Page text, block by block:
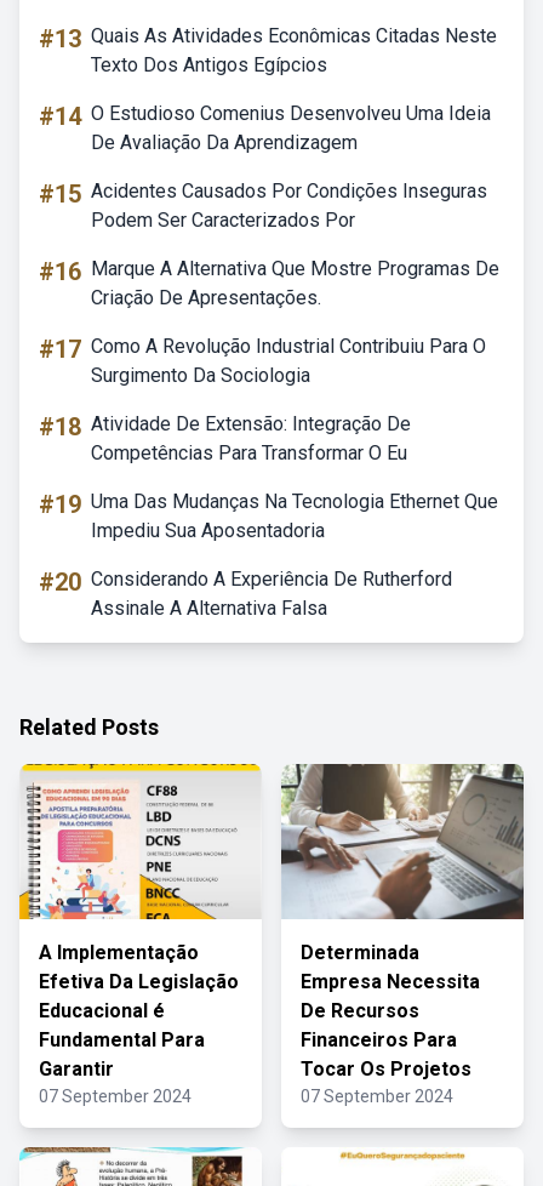
#13 Quais As Atividades Econômicas Citadas Neste
Texto Dos Antigos Egípcios
#14 O Estudioso Comenius Desenvolveu Uma Ideia
De Avaliação Da Aprendizagem
#15 Acidentes Causados Por Condições Inseguras
Podem Ser Caracterizados Por
#16 Marque A Alternativa Que Mostre Programas De
Criação De Apresentações.
#17 Como A Revolução Industrial Contribuiu Para O
Surgimento Da Sociologia
#18 Atividade De Extensão: Integração De
Competências Para Transformar O Eu
#19 Uma Das Mudanças Na Tecnologia Ethernet Que
Impediu Sua Aposentadoria
#20 Considerando A Experiência De Rutherford
Assinale A Alternativa Falsa
Related Posts
A Implementação
Efetiva Da Legislação
Educacional é
Fundamental Para
Garantir
07 September 2024
Determinada
Empresa Necessita
De Recursos
Financeiros Para
Tocar Os Projetos
07 September 2024